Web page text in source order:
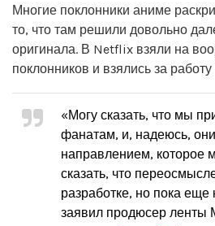
Многие поклонники аниме
то, что там решили довольно
оригинала. В Netflix взяли на
поклонников и взялись за
«Могу сказать, что мы
фанатам, и, надеюсь,
направлением, которое
сказать, что
разработке, но пока
заявил продюсер ленты